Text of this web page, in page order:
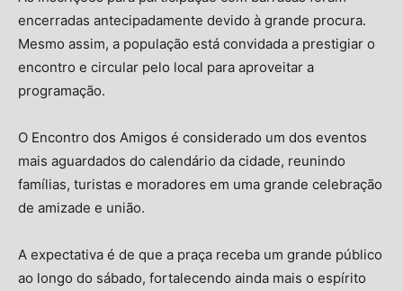
encerradas antecipadamente devido à grande procura.
Mesmo assim, a população está convidada a prestigiar o
encontro e circular pelo local para aproveitar a
programação.
O Encontro dos Amigos é considerado um dos eventos
mais aguardados do calendário da cidade, reunindo
famílias, turistas e moradores em uma grande celebração
de amizade e união.
A expectativa é de que a praça receba um grande público
ao longo do sábado, fortalecendo ainda mais o espírito